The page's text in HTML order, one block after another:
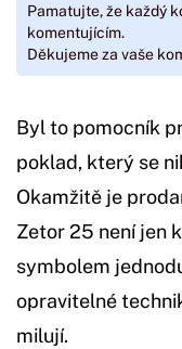
Pamatujte, že každý
komentujícím.
Děkujeme za vaše
Byl to pomocník
poklad, který se
Okamžitě je
Zetor 25 není jen
symbolem
opravitelné
milují.